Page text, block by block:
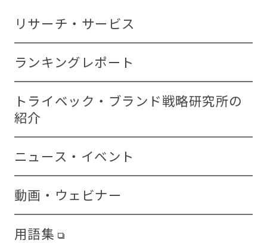
リサーチ・サービス
ランキングレポート
トライベック・ブランド戦略研究所の
紹介
ニュース・イベント
動画・ウェビナー
用語集